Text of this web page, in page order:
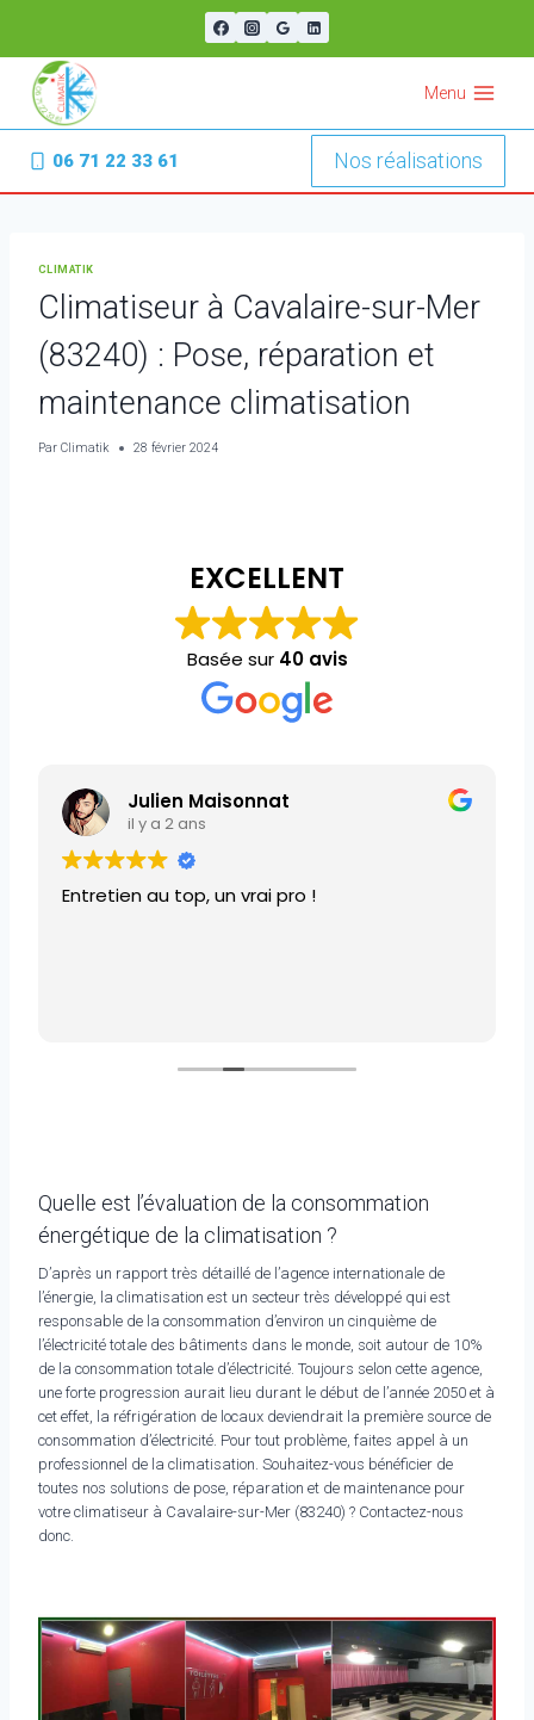
contenu
Menu
06 71 22 33 61 Nos réalisations
CLIMATIK
Climatiseur à Cavalaire-sur-Mer
(83240) : Pose, réparation et
maintenance climatisation
Par Climatik 28 février 2024
EXCELLENT
Basée sur 40 avis
Julien Maisonnat
il y a 2 ans
Entretien au top, un vrai pro !
Quelle est l’évaluation de la consommation
énergétique de la climatisation ?
D’après un rapport très détaillé de l’agence internationale de
l’énergie, la climatisation est un secteur très développé qui est
responsable de la consommation d’environ un cinquième de
l’électricité totale des bâtiments dans le monde, soit autour de 10%
de la consommation totale d’électricité. Toujours selon cette agence,
une forte progression aurait lieu durant le début de l’année 2050 et à
cet effet, la réfrigération de locaux deviendrait la première source de
consommation d’électricité. Pour tout problème, faites appel à un
professionnel de la climatisation. Souhaitez-vous bénéficier de
toutes nos solutions de pose, réparation et de maintenance pour
votre climatiseur à Cavalaire-sur-Mer (83240) ? Contactez-nous
donc.